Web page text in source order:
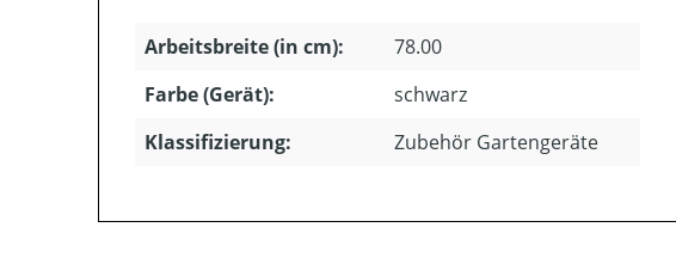
Arbeitsbreite (in cm):
78.00
Farbe (Gerät):
schwarz
Klassifizierung:
Zubehör Gartengeräte